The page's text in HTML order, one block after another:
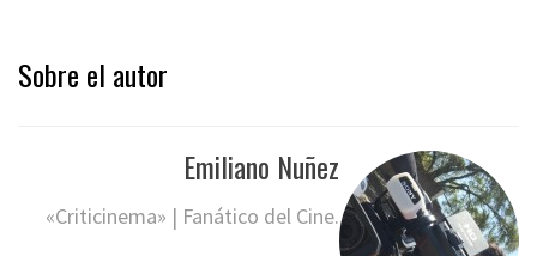
Sobre el autor
Emiliano Nuñez
«Criticinema» | Fanático del Cine.